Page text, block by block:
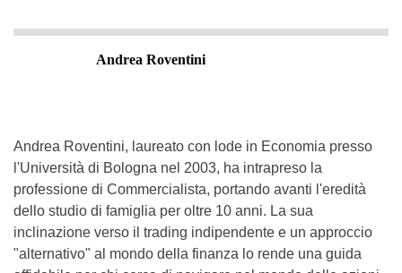
Andrea Roventini
Andrea Roventini, laureato con lode in Economia presso
l'Università di Bologna nel 2003, ha intrapreso la
professione di Commercialista, portando avanti l'eredità
dello studio di famiglia per oltre 10 anni. La sua
inclinazione verso il trading indipendente e un approccio
"alternativo" al mondo della finanza lo rende una guida